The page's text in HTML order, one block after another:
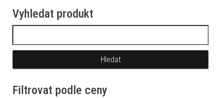
Vyhledat produkt
Filtrovat podle ceny